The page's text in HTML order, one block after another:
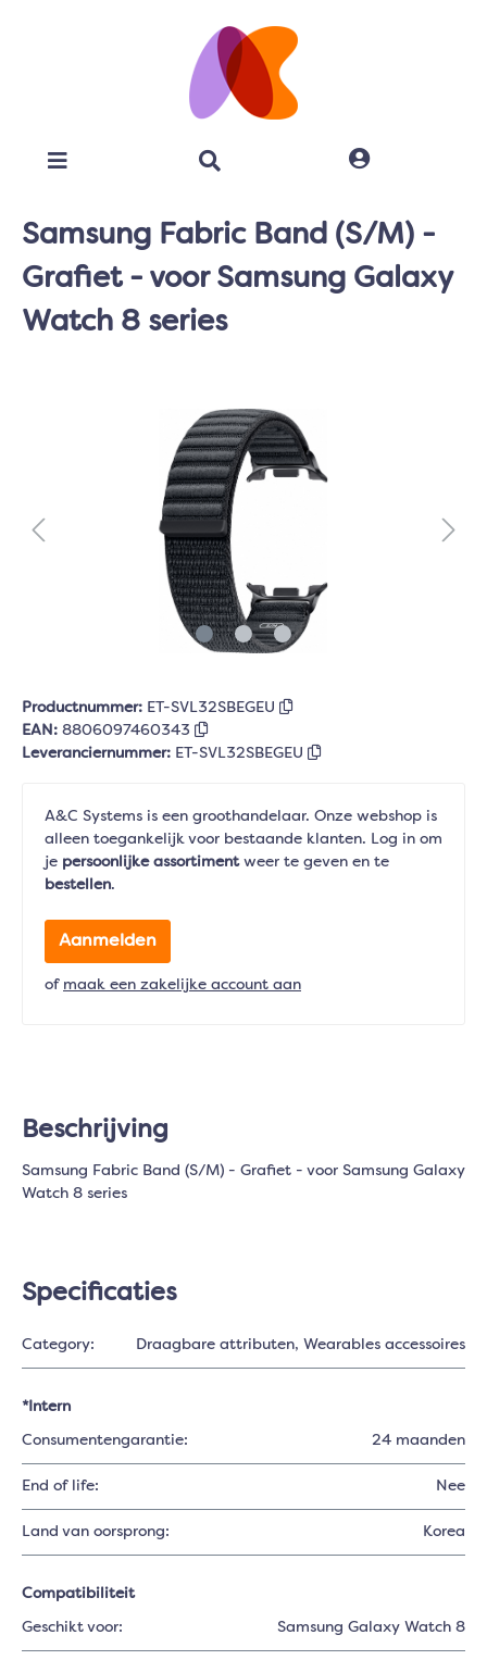
Samsung Fabric Band (S/M) -
Grafiet - voor Samsung Galaxy
Watch 8 series
Productnummer: ET-SVL32SBEGEU
EAN: 8806097460343
Leveranciernummer: ET-SVL32SBEGEU
A&C Systems is een groothandelaar. Onze webshop is
alleen toegankelijk voor bestaande klanten. Log in om
je persoonlijke assortimentweer te geven en te
bestellen.
Aanmelden
of maak een zakelijke account aan
Beschrijving
Samsung Fabric Band (S/M) - Grafiet - voor Samsung Galaxy
Watch 8 series
Specificaties
Category: Draagbare attributen, Wearables accessoires
*Intern
Consumentengarantie: 24 maanden
End of life: Nee
Land van oorsprong: Korea
Compatibiliteit
Geschikt voor: Samsung Galaxy Watch 8